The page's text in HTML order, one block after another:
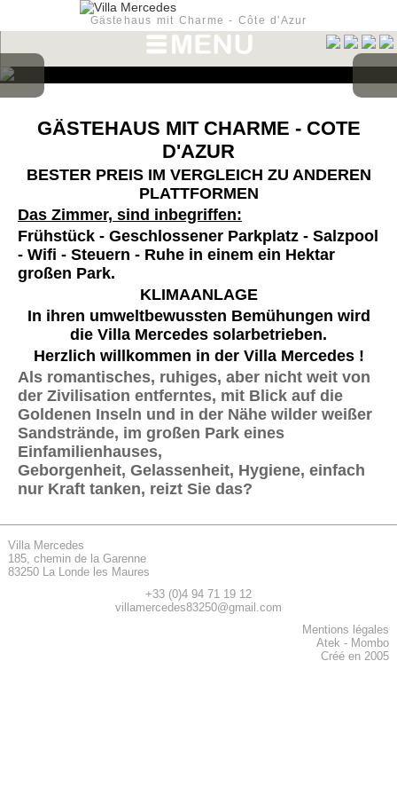
Gästehaus mit Charme - Côte d'Azur
GÄSTEHAUS MIT CHARME - COTE
D'AZUR
BESTER PREIS IM VERGLEICH ZU ANDEREN
PLATTFORMEN
Das Zimmer, sind inbegriffen:
Frühstück - Geschlossener Parkplatz - Salzpool
- Wifi - Steuern - Ruhe in einem ein Hektar
großen Park.
KLIMAANLAGE
In ihren umweltbewussten Bemühungen wird
die Villa Mercedes solarbetrieben.
Herzlich willkommen in der Villa Mercedes !
Als romantisches, ruhiges, aber nicht weit von
der Zivilisation entferntes, mit Blick auf die
Goldenen Inseln und in der Nähe wilder weißer
Sandstrände, im großen Park eines
Einfamilienhauses,
Geborgenheit, Gelassenheit, Hygiene, einfach
nur Kraft tanken, reizt Sie das?
Villa Mercedes
185, chemin de la Garenne
83250 La Londe les Maures
+33 (0)4 94 71 19 12
villamercedes83250@gmail.com
Mentions légales
Atek - Mombo
Créé en 2005